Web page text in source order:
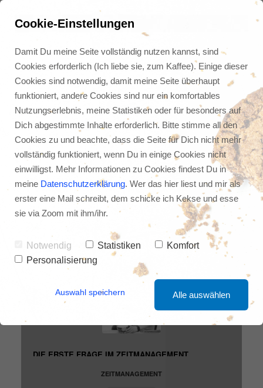
Die erste Frage im
Zeitmanagement
ZEITMANAGEMENT
DIE ERSTE FRAGE IM ZEITMANAGEMENT
Cookie-Einstellungen
Damit Du meine Seite vollständig nutzen kannst, sind
Cookies erforderlich (Ich liebe sie, zum Kaffee). Einige dieser
Cookies sind notwendig, damit meine Seite überhaupt
funktioniert, andere Cookies sind nur ein komfortables
Nutzungserlebnis, meine Statistiken oder für besonders auf
Dich abgestimmte Inhalte erforderlich. Bitte stimme all den
Cookies zu und beachte, dass die Seite für Dich nicht mehr
vollständig funktioniert, wenn Du in einige Cookies nicht
einwilligst. Mehr Informationen zu Cookies findest Du in
meine Datenschutzerklärung. Wer das hier liest und mir als
erster eine Mail schreibt, dem schicke ich Kekse und esse
sie via Zoom mit ihm/ihr.
Notwendig Statistiken
Komfort
Personalisierung
Auswahl speichern Alle auswählen